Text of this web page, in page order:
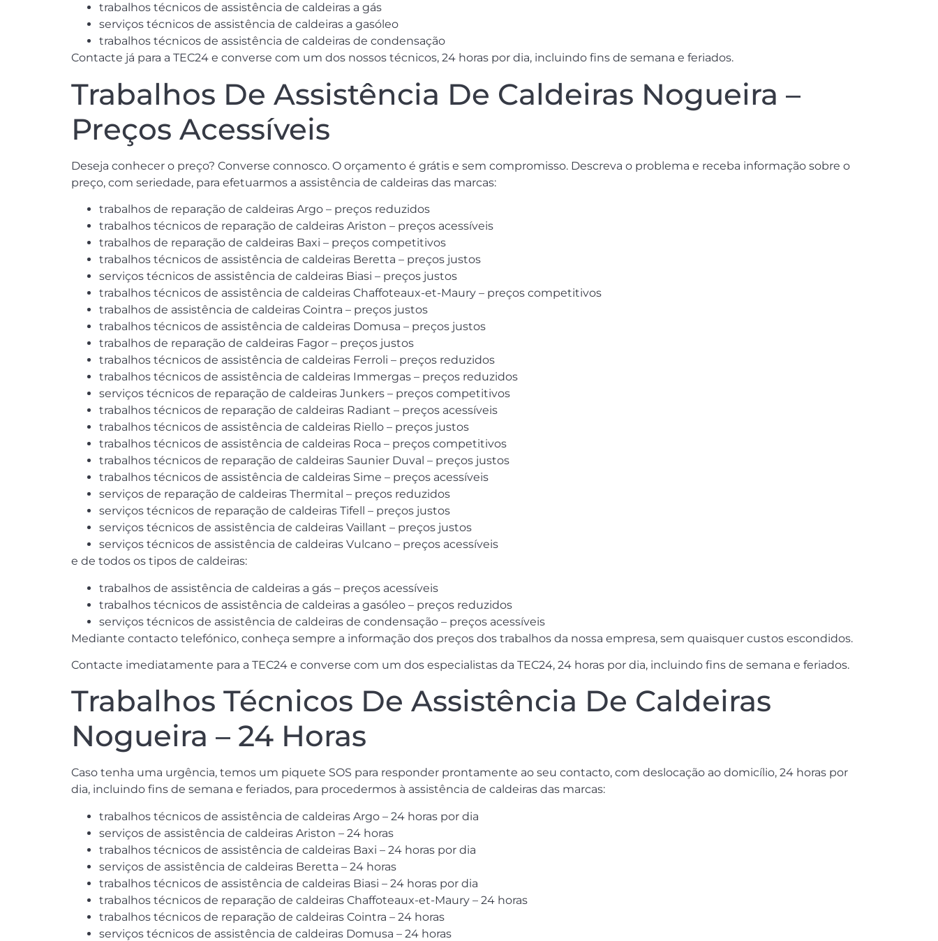
trabalhos técnicos de assistência de caldeiras a gás
serviços técnicos de assistência de caldeiras a gasóleo
trabalhos técnicos de assistência de caldeiras de condensação
Contacte já para a TEC24 e converse com um dos nossos técnicos, 24 horas por dia, incluindo fins de semana e feriados.
Trabalhos De Assistência De Caldeiras Nogueira –
Preços Acessíveis
Deseja conhecer o preço? Converse connosco. O orçamento é grátis e sem compromisso. Descreva o problema e receba informação sobre o
preço, com seriedade, para efetuarmos a assistência de caldeiras das marcas:
trabalhos de reparação de caldeiras Argo – preços reduzidos
trabalhos técnicos de reparação de caldeiras Ariston – preços acessíveis
trabalhos de reparação de caldeiras Baxi – preços competitivos
trabalhos técnicos de assistência de caldeiras Beretta – preços justos
serviços técnicos de assistência de caldeiras Biasi – preços justos
trabalhos técnicos de assistência de caldeiras Chaffoteaux-et-Maury – preços competitivos
trabalhos de assistência de caldeiras Cointra – preços justos
trabalhos técnicos de assistência de caldeiras Domusa – preços justos
trabalhos de reparação de caldeiras Fagor – preços justos
trabalhos técnicos de assistência de caldeiras Ferroli – preços reduzidos
trabalhos técnicos de assistência de caldeiras Immergas – preços reduzidos
serviços técnicos de reparação de caldeiras Junkers – preços competitivos
trabalhos técnicos de reparação de caldeiras Radiant – preços acessíveis
trabalhos técnicos de assistência de caldeiras Riello – preços justos
trabalhos técnicos de assistência de caldeiras Roca – preços competitivos
trabalhos técnicos de reparação de caldeiras Saunier Duval – preços justos
trabalhos técnicos de assistência de caldeiras Sime – preços acessíveis
serviços de reparação de caldeiras Thermital – preços reduzidos
serviços técnicos de reparação de caldeiras Tifell – preços justos
serviços técnicos de assistência de caldeiras Vaillant – preços justos
serviços técnicos de assistência de caldeiras Vulcano – preços acessíveis
e de todos os tipos de caldeiras:
trabalhos de assistência de caldeiras a gás – preços acessíveis
trabalhos técnicos de assistência de caldeiras a gasóleo – preços reduzidos
serviços técnicos de assistência de caldeiras de condensação – preços acessíveis
Mediante contacto telefónico, conheça sempre a informação dos preços dos trabalhos da nossa empresa, sem quaisquer custos escondidos.
Contacte imediatamente para a TEC24 e converse com um dos especialistas da TEC24, 24 horas por dia, incluindo fins de semana e feriados.
Trabalhos Técnicos De Assistência De Caldeiras
Nogueira – 24 Horas
Caso tenha uma urgência, temos um piquete SOS para responder prontamente ao seu contacto, com deslocação ao domicílio, 24 horas por
dia, incluindo fins de semana e feriados, para procedermos à assistência de caldeiras das marcas:
trabalhos técnicos de assistência de caldeiras Argo – 24 horas por dia
serviços de assistência de caldeiras Ariston – 24 horas
trabalhos técnicos de assistência de caldeiras Baxi – 24 horas por dia
serviços de assistência de caldeiras Beretta – 24 horas
trabalhos técnicos de assistência de caldeiras Biasi – 24 horas por dia
trabalhos técnicos de reparação de caldeiras Chaffoteaux-et-Maury – 24 horas
trabalhos técnicos de reparação de caldeiras Cointra – 24 horas
serviços técnicos de assistência de caldeiras Domusa – 24 horas